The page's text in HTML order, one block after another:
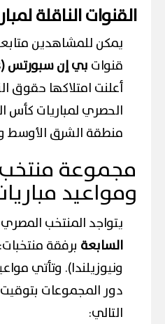
القنوات الناقلة
يمكن للمشاهدين
قنوات بي إن سبورتس (beIN Sports)
أعلنت امتلاكها حقوق
منطقة الشرق الأوسط
مجموعة
ومواعيد
يتواجد المنتخب
السابعة برفقة منتخبات:
ونيوزيلندا). وتأتي
دور المجموعات
التالي: